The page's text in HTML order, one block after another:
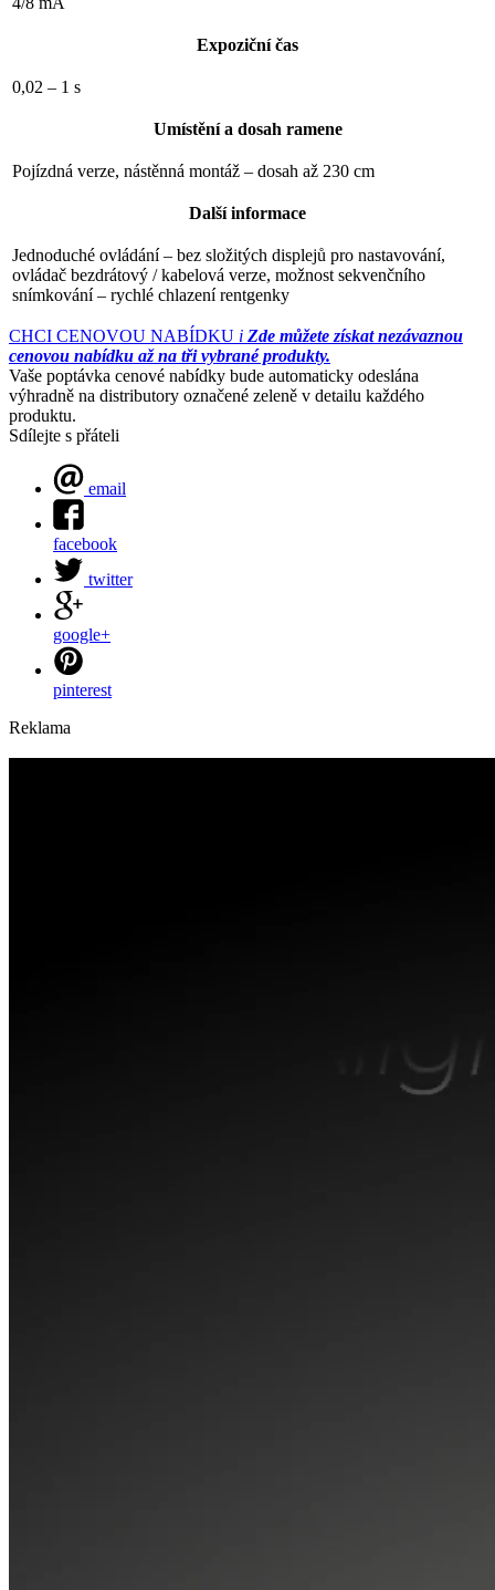
Expoziční čas
0,02 – 1 s
Umístění a dosah ramene
Pojízdná verze, nástěnná montáž – dosah až 230 cm
Další informace
Jednoduché ovládání – bez složitých displejů pro nastavování,
ovládač bezdrátový / kabelová verze, možnost sekvenčního
snímkování – rychlé chlazení rentgenky
CHCI CENOVOU NABÍDKU i Zde můžete získat nezávaznou
cenovou nabídku až na tři vybrané produkty.
Vaše poptávka cenové nabídky bude automaticky odeslána
výhradně na distributory označené zeleně v detailu každého
produktu.
Sdílejte s přáteli
email
facebook
twitter
google+
pinterest
Reklama